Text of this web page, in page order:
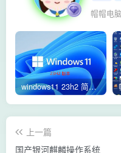
帽帽电
windows11 23h2 简体中文版64位 正式版
上一篇
国产银河麒麟操作系统